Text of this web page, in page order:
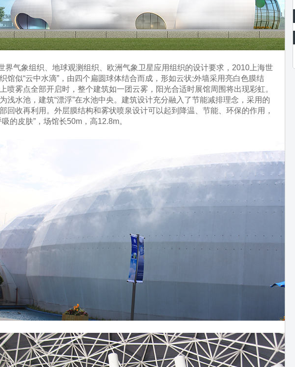
气象组织、地球观测组织、欧洲气象卫星应用组织的设计要求，2010上海世
馆似“云中水滴”，由四个扁圆球体结合而成，形如云状;外墙采用亮白色膜结
喷雾点全部开启时，整个建筑如一团云雾，阳光合适时展馆周围将出现彩虹。
浅水池，建筑“漂浮”在水池中央。建筑设计充分融入了节能减排理念，采用的
回收再利用。外层膜结构和雾状喷泉设计可以起到降温、节能、环保的作用，
吸的皮肤”，场馆长50m，高12.8m。